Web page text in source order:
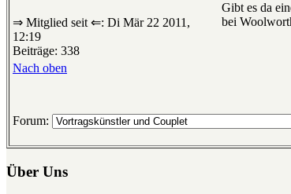
⇒ Mitglied seit ⇐: Di Mär 22 2011,
12:19
Beiträge: 338
Gibt es da
bei
Nach oben
Forum:
Über Uns